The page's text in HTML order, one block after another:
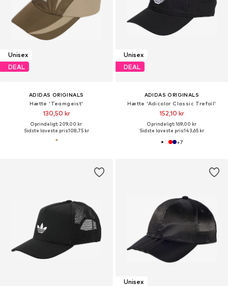
Unisex
DEAL
ADIDAS ORIGINALS
Hætte 'Teamgeist'
130,50 kr
Oprindeligt: 209,00 kr
Sidste laveste pris:108,75 kr
Unisex
DEAL
ADIDAS ORIGINALS
Hætte 'Adicolor Classic Trefoil'
152,10 kr
Oprindeligt: 169,00 kr
Sidste laveste pris:143,65 kr
+7
Unisex